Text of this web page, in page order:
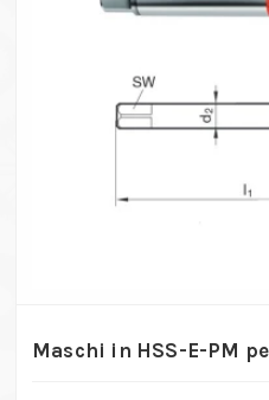
Maschi in HSS-E-PM